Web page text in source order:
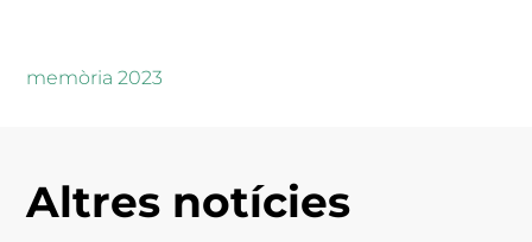
memòria 2023
Altres notícies